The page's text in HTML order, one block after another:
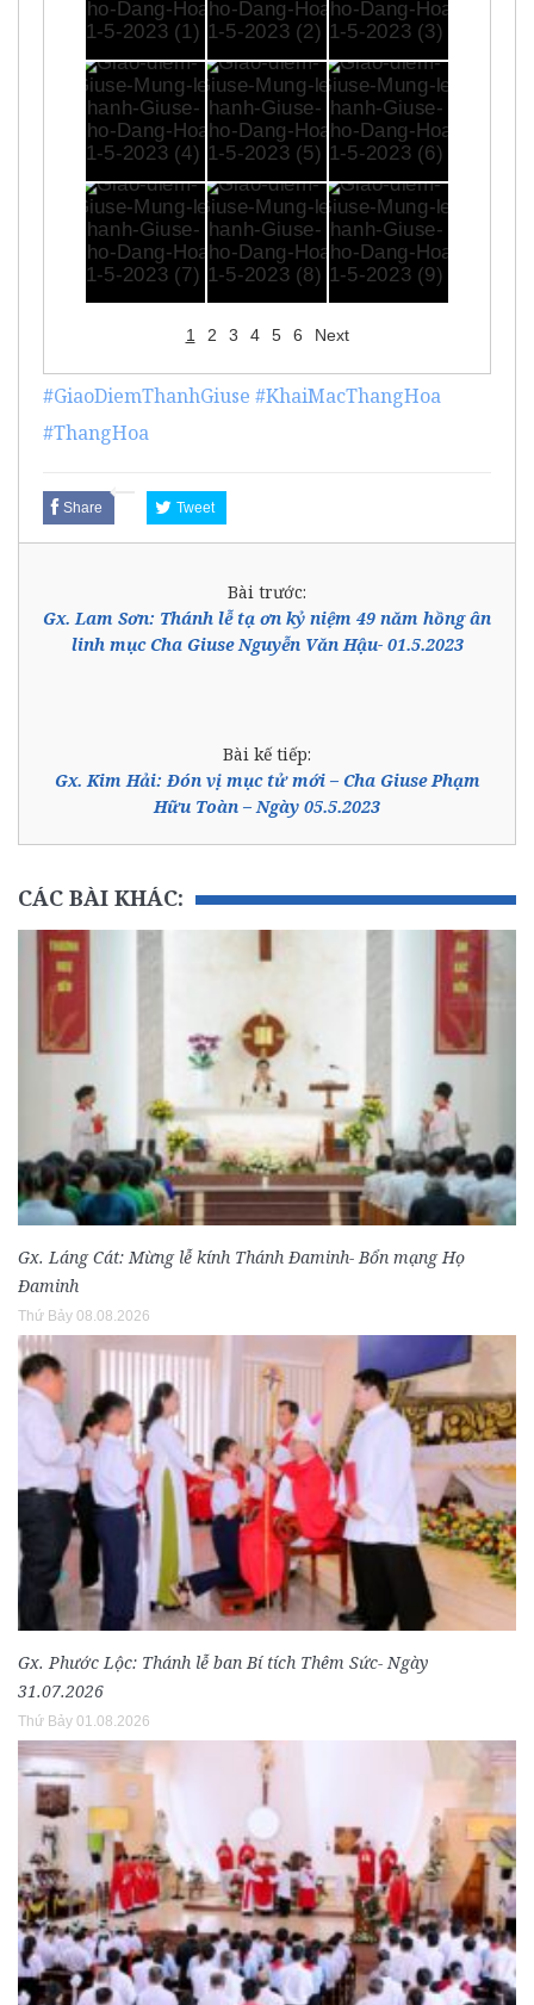
1 2 3 4 5 6 Next
#GiaoDiemThanhGiuse #KhaiMacThangHoa
#ThangHoa
Share Tweet
Bài trước:
Gx. Lam Sơn: Thánh lễ tạ ơn kỷ niệm 49 năm hồng ân
linh mục Cha Giuse Nguyễn Văn Hậu- 01.5.2023
Bài kế tiếp:
Gx. Kim Hải: Đón vị mục tử mới – Cha Giuse Phạm
Hữu Toàn – Ngày 05.5.2023
CÁC BÀI KHÁC:
Gx. Láng Cát: Mừng lễ kính Thánh Đaminh- Bổn mạng Họ
Đaminh
Thứ Bảy 08.08.2026
Gx. Phước Lộc: Thánh lễ ban Bí tích Thêm Sức- Ngày
31.07.2026
Thứ Bảy 01.08.2026